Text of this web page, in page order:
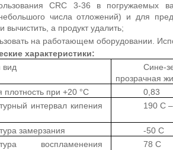
CRC 3-36 в погружаемых
числа отложений) и для
вычистить, а продукт удалить;
на работающем оборудовании.
характеристики:
прозрачная
плотность при +20 °C
0,83
интервал кипения
190 C
замерзания -50 C
воспламенения
78 C